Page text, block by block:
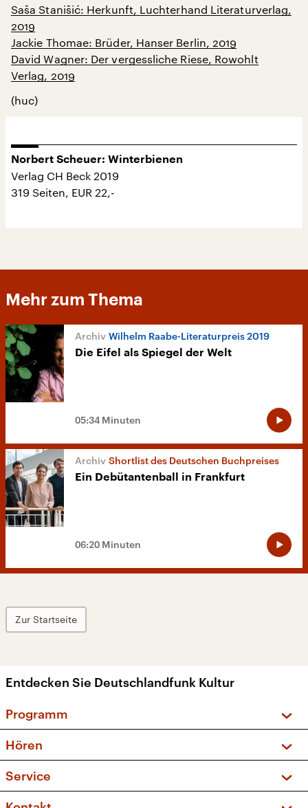
Saša Stanišić: Herkunft, Luchterhand Literaturverlag,
2019
Jackie Thomae: Brüder, Hanser Berlin, 2019
David Wagner: Der vergessliche Riese, Rowohlt
Verlag, 2019
(huc)
Norbert Scheuer: Winterbienen
Verlag CH Beck 2019
319 Seiten, EUR 22,-
Mehr zum Thema
Wilhelm Raabe-Literaturpreis 2019
Die Eifel als Spiegel der Welt
05:34 Minuten
Shortlist des Deutschen Buchpreises
Ein Debütantenball in Frankfurt
06:20 Minuten
Zur Startseite
Entdecken Sie Deutschlandfunk Kultur
Programm
Sendungen und Podcasts
Musikliste
Hören
Frequenzen (UKW + DAB+)
Service
FAQ